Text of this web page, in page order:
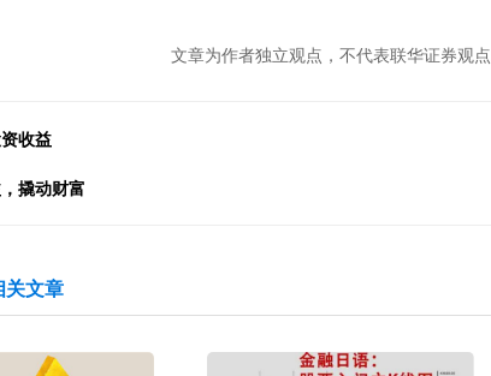
文章为作者独立观点，不代表联华证券观点
收益
撬动财富
关文章